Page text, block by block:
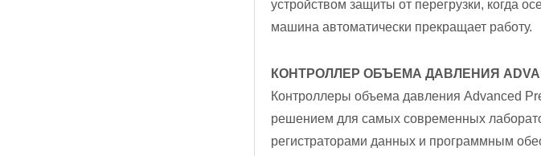
устройством защиты от перегрузки, когда
машина автоматически прекращает работу.
КОНТРОЛЛЕР ОБЪЕМА ДАВЛЕНИЯ
Контроллеры объема давления Advanced
решением для самых современных
регистраторами данных и программным